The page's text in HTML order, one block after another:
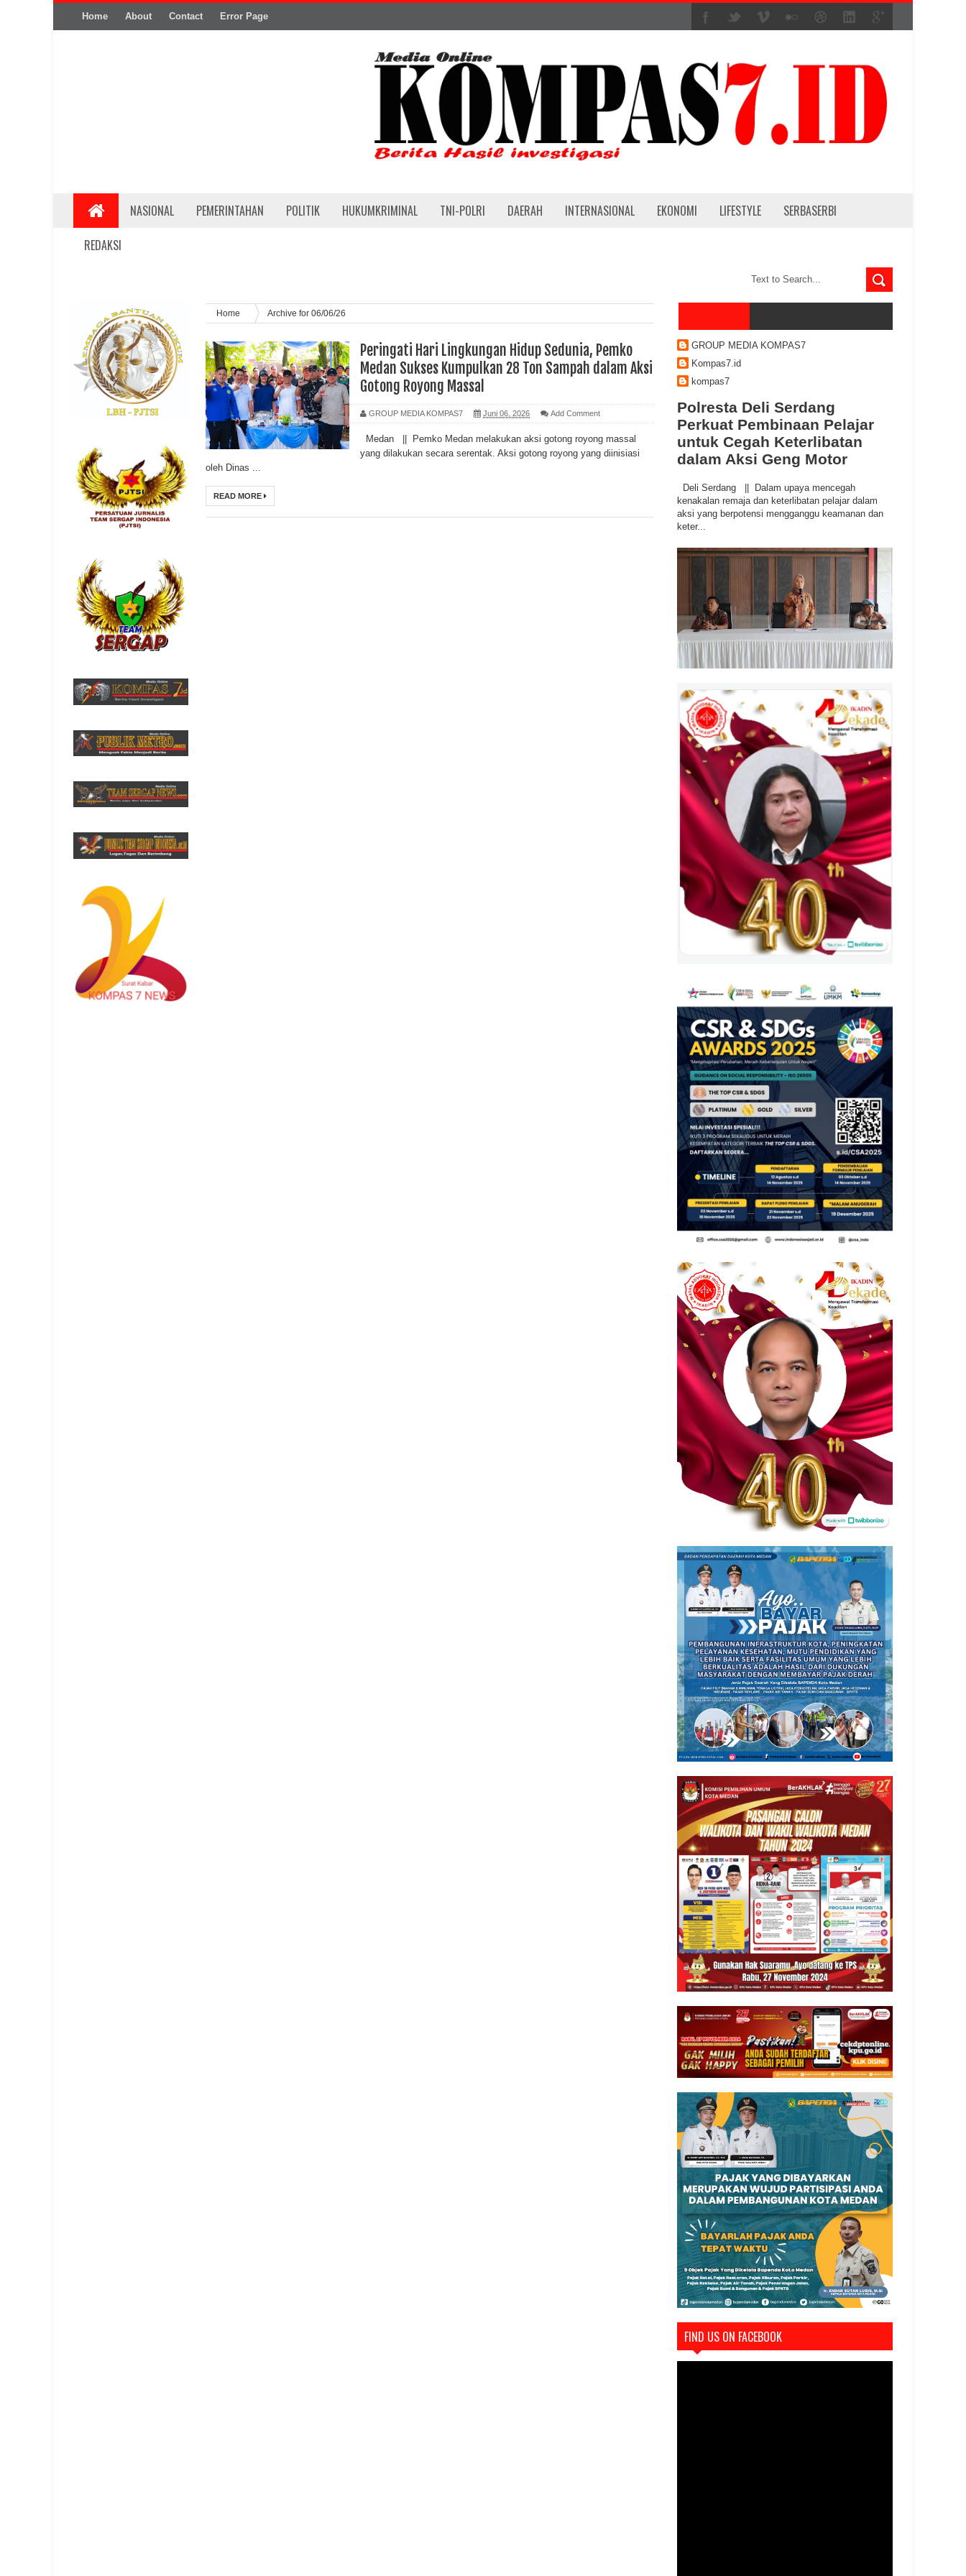
Home About Contact Error Page
NASIONAL PEMERINTAHAN POLITIK HUKUMKRIMINAL TNI-POLRI DAERAH INTERNASIONAL EKONOMI LIFESTYLE
SERBASERBI
REDAKSI
Home Archive for 06/06/26
Peringati Hari Lingkungan Hidup Sedunia, Pemko
Medan Sukses Kumpulkan 28 Ton Sampah dalam Aksi
Gotong Royong Massal
GROUP MEDIA KOMPAS7 Juni 06, 2026 Add Comment
Medan || Pemko Medan melakukan aksi gotong royong massal
yang dilakukan secara serentak. Aksi gotong royong yang diinisiasi
oleh Dinas ...
READ MORE
GROUP MEDIA KOMPAS7
Kompas7.id
kompas7
Polresta Deli Serdang
Perkuat Pembinaan Pelajar
untuk Cegah Keterlibatan
dalam Aksi Geng Motor
Deli Serdang || Dalam upaya mencegah
kenakalan remaja dan keterlibatan pelajar dalam
aksi yang berpotensi mengganggu keamanan dan
keter...
FIND US ON FACEBOOK